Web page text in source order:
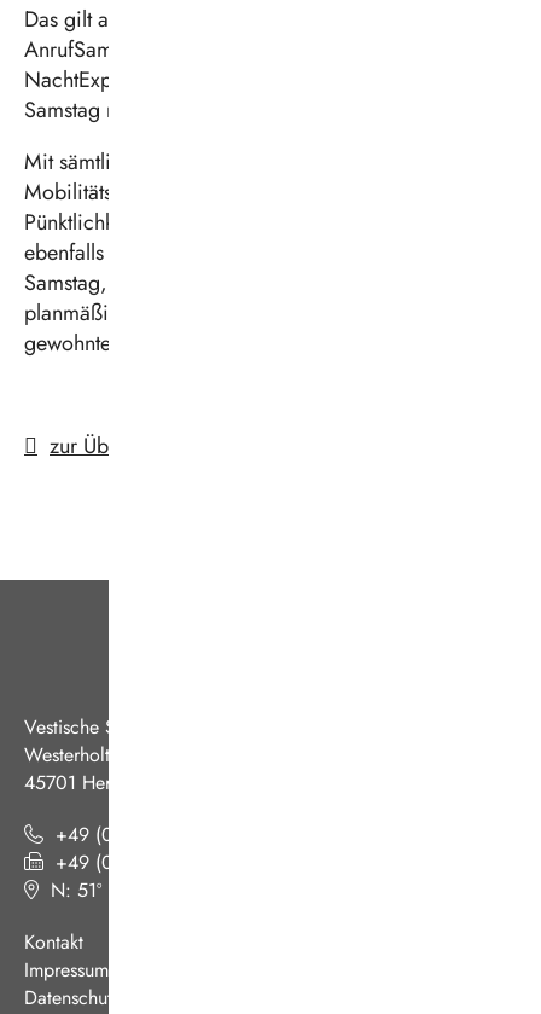
Das gilt auch für Bedarfsverkehre wie
AnrufSammelTaxis
NachtExpresse
Samstag nicht fahren können.
Mit sämtlichen Fahrten entfallen sowohl die
Mobilitätsgarantie, als auch das
Pünktlichkeitsversprechen. Die
ebenfalls geschlossen. Ab Betriebsbeginn am
Samstag, 22. Februar 2025, werden alle Busse wieder
planmäßig fahren und die
gewohnten Service anbieten.
zur Übersicht
Vestische Straßenbahnen GmbH
Westerholter Straße 550
45701 Herten
+49 (0) 2366 186 - 0
+49 (0) 2366 186 - 444
N: 51º 36’ 38“ E: 07º 08’ 07“
Kontakt
Impressum
Datenschutz